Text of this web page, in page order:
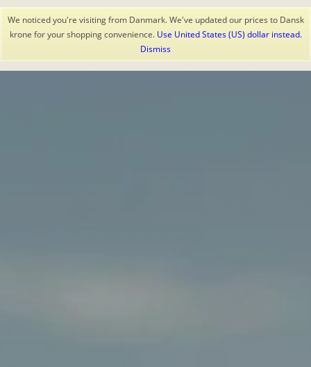
We noticed you're visiting from Danmark. We've updated our prices to Dansk
krone for your shopping convenience. Use United States (US) dollar instead.
Dismiss